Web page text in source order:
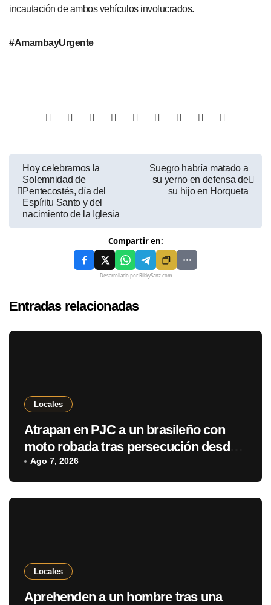
incautación de ambos vehículos involucrados.
#AmambayUrgente
Hoy celebramos la
Solemnidad de
Pentecostés, día del
Espíritu Santo y del
nacimiento de la Iglesia
Suegro habría matado a
su yerno en defensa de
su hijo en Horqueta
Compartir en:
Desarrollado por RikkySanz.com
Entradas relacionadas
Locales
Atrapan en PJC a un brasileño con
moto robada tras persecución desde
Ponta Porã
Ago 7, 2026
Locales
Aprehenden a un hombre tras una